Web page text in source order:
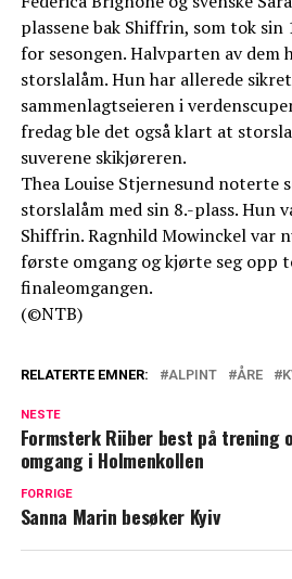
plassene bak Shiffrin, som tok sin
for sesongen. Halvparten av dem
storslalåm. Hun har allerede
sammenlagtseieren i
fredag ble det også klart at
suverene skikjøreren.
Thea Louise Stjernesund noterte
storslalåm med sin 8.-plass. Hun
Shiffrin. Ragnhild Mowinckel var
første omgang og kjørte seg opp
finaleomgangen.
(©NTB)
RELATERTE EMNER: ALPINT ÅRE
NESTE
Formsterk Riiber best på trening
omgang i Holmenkollen
FORRIGE
Sanna Marin besøker Kyiv